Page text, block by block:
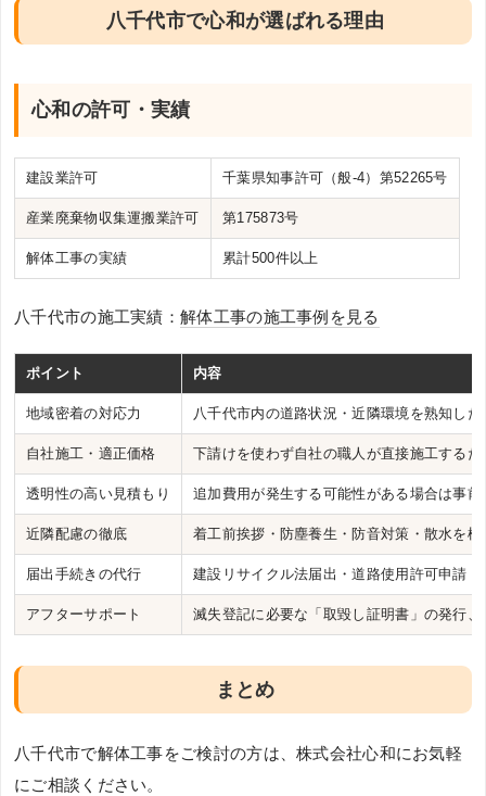
八千代市で心和が選ばれる理由
心和の許可・実績
建設業許可 千葉県知事許可（般-4）第52265号
産業廃棄物収集運搬業許可 第175873号
解体工事の実績 累計500件以上
八千代市の施工実績： 解体工事の施工事例を見る
ポイント 内容
地域密着の対応力 八千代市内の道路状況・近隣環境を熟知し
自社施工・適正価格 下請けを使わず自社の職人が直接施工する
透明性の高い見積もり 追加費用が発生する可能性がある場合は事
近隣配慮の徹底 着工前挨拶・防塵養生・防音対策・散水を
届出手続きの代行 建設リサイクル法届出・道路使用許可申請
アフターサポート 滅失登記に必要な「取毀し証明書」の発行
まとめ
八千代市で解体工事をご検討の方は、株式会社心和にお気軽
にご相談ください。